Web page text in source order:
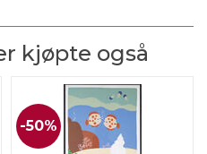
kjøpte også
50%